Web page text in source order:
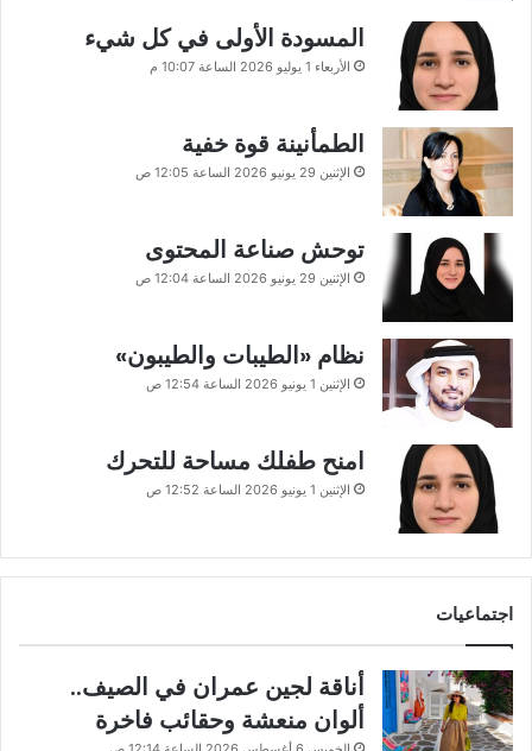
المسودة الأولى في كل شيء
الأربعاء 1 يوليو 2026 الساعة 10:07 م
الطمأنينة قوة خفية
الإثنين 29 يونيو 2026 الساعة 12:05 ص
توحش صناعة المحتوى
الإثنين 29 يونيو 2026 الساعة 12:04 ص
نظام «الطيبات والطيبون»
الإثنين 1 يونيو 2026 الساعة 12:54 ص
امنح طفلك مساحة للتحرك
الإثنين 1 يونيو 2026 الساعة 12:52 ص
اجتماعيات
أناقة لجين عمران في الصيف..
ألوان منعشة وحقائب فاخرة